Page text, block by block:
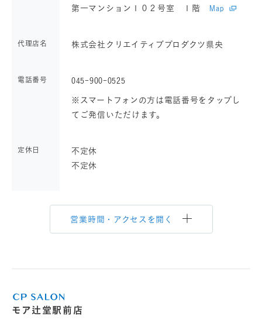
第一マンション１０２号室 １階 Map
代理店名 株式会社クリエイティブプロダクツ県央
電話番号 045-900-0525
※スマートフォンの方は電話番号をタップし
てご発信いただけます。
定休日
不定休
不定休
営業時間・アクセスを開く
モア辻堂駅前店